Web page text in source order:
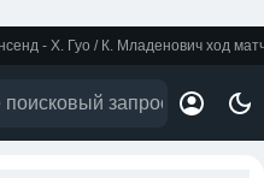
- Х. Гуо / К. Младенович ход